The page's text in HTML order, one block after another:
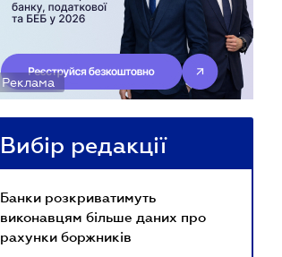
Реклама
Вибір редакції
Банки розкриватимуть
виконавцям більше даних про
рахунки боржників